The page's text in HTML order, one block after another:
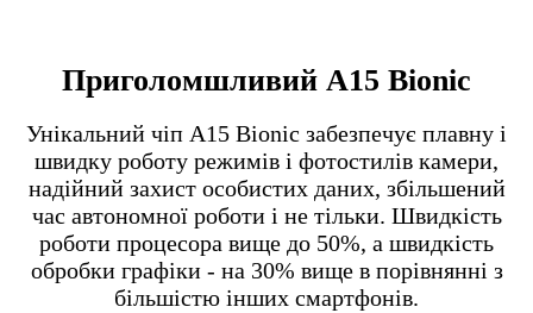
Приголомшливий A15 Bionic
Унікальний чіп A15 Bionic забезпечує плавну і
швидку роботу режимів і фотостилів камери,
надійний захист особистих даних, збільшений
час автономної роботи і не тільки. Швидкість
роботи процесора вище до 50%, а швидкість
обробки графіки - на 30% вище в порівнянні з
більшістю інших смартфонів.